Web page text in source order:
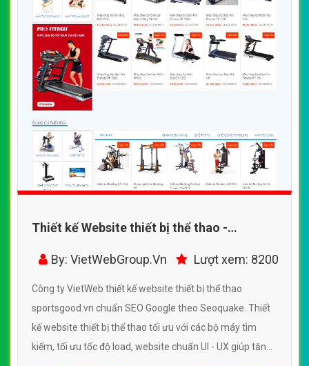
Thiết kế Website thiết bị thể thao -
sportsgood.vn - VietWebGroup.Vn
By: VietWebGroup.Vn Lượt xem: 8200
Công ty VietWeb thiết kế website thiết bị thể thao
sportsgood.vn chuẩn SEO Google theo Seoquake. Thiết
kế website thiết bị thể thao tối ưu với các bộ máy tìm
kiếm, tối ưu tốc độ load, website chuẩn UI - UX giúp tăng